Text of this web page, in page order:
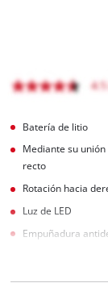
Batería de litio
Mediante su
recto
Rotación hacia
Luz de LED
Empuñadura